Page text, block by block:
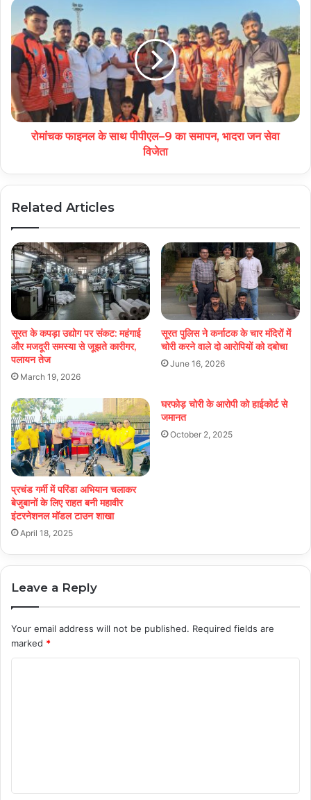
रोमांचक फाइनल के साथ पीपीएल–9 का समापन, भादरा जन सेवा
विजेता
Related Articles
सूरत के कपड़ा उद्योग पर संकट: महंगाई
और मजदूरी समस्या से जूझते कारीगर,
पलायन तेज
March 19, 2026
सूरत पुलिस ने कर्नाटक के चार मंदिरों में
चोरी करने वाले दो आरोपियों को दबोचा
June 16, 2026
प्रचंड गर्मी में परिंडा अभियान चलाकर
बेजुबानों के लिए राहत बनी महावीर
इंटरनेशनल मॉडल टाउन शाखा
April 18, 2025
घरफोड़ चोरी के आरोपी को हाईकोर्ट से
जमानत
October 2, 2025
Leave a Reply
Your email address will not be published. Required fields are
marked *
t